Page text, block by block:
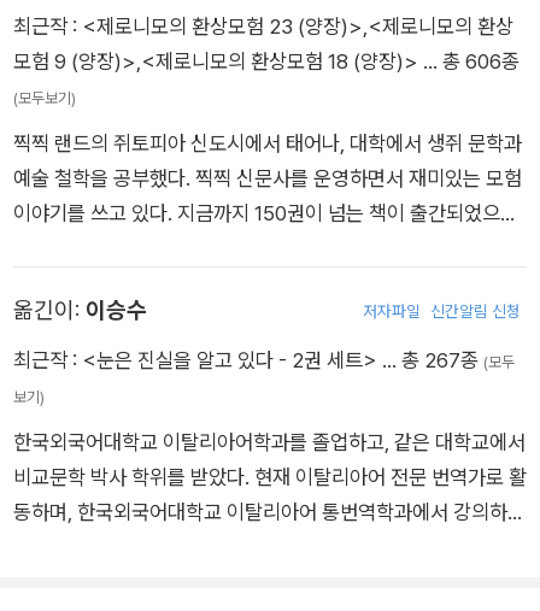
최근작 : <제로니모의 환상모험 23 (양장)>,<제로니모의 환상
모험 9 (양장)>,<제로니모의 환상모험 18 (양장)> … 총 606종
(모두보기)
찍찍 랜드의 쥐토피아 신도시에서 태어나, 대학에서 생쥐 문학과
예술 철학을 공부했다. 찍찍 신문사를 운영하면서 재미있는 모험
이야기를 쓰고 있다. 지금까지 150권이 넘는 책이 출간되었으며,
옮긴이: 이승수 저자파일 신간알림 신청
최근작 : <눈은 진실을 알고 있다 - 2권 세트> … 총 267종 (모두
보기)
한국외국어대학교 이탈리아어학과를 졸업하고, 같은 대학교에서
비교문학 박사 학위를 받았다. 현재 이탈리아어 전문 번역가로 활
동하며, 한국외국어대학교 이탈리아어 통번역학과에서 강의하고